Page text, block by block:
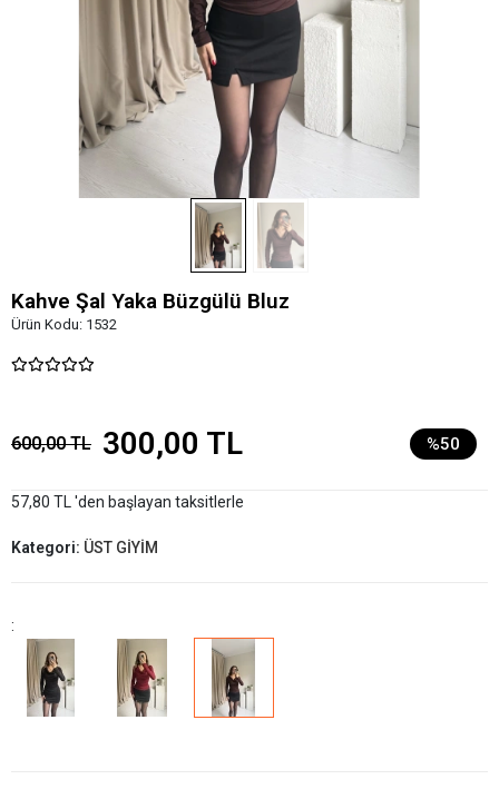
Kahve Şal Yaka Büzgülü Bluz
Ürün Kodu: 1532
600,00 TL 300,00 TL %50
57,80 TL 'den başlayan taksitlerle
Kategori: ÜST GİYİM
: